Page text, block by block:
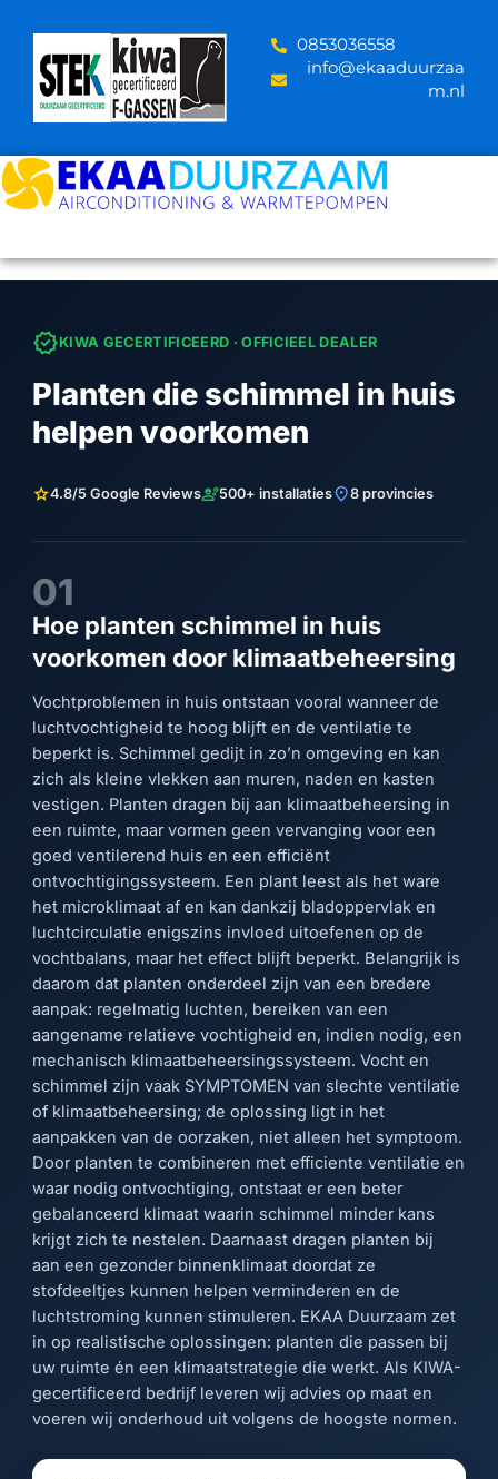
content
‪0853036558
info@ekaaduurzaa
m.nl
verifiedKIWA GECERTIFICEERD · OFFICIEEL DEALER
Planten die schimmel in huis
helpen voorkomen
star4.8/5 Google Reviewsengineering500+ installatieslocation_on8 provincies
01
Hoe planten schimmel in huis
voorkomen door klimaatbeheersing
Vochtproblemen in huis ontstaan vooral wanneer de
luchtvochtigheid te hoog blijft en de ventilatie te
beperkt is. Schimmel gedijt in zo’n omgeving en kan
zich als kleine vlekken aan muren, naden en kasten
vestigen. Planten dragen bij aan klimaatbeheersing in
een ruimte, maar vormen geen vervanging voor een
goed ventilerend huis en een efficiënt
ontvochtigingssysteem. Een plant leest als het ware
het microklimaat af en kan dankzij bladoppervlak en
luchtcirculatie enigszins invloed uitoefenen op de
vochtbalans, maar het effect blijft beperkt. Belangrijk is
daarom dat planten onderdeel zijn van een bredere
aanpak: regelmatig luchten, bereiken van een
aangename relatieve vochtigheid en, indien nodig, een
mechanisch klimaatbeheersingssysteem. Vocht en
schimmel zijn vaak SYMPTOMEN van slechte ventilatie
of klimaatbeheersing; de oplossing ligt in het
aanpakken van de oorzaken, niet alleen het symptoom.
Door planten te combineren met efficiente ventilatie en
waar nodig ontvochtiging, ontstaat er een beter
gebalanceerd klimaat waarin schimmel minder kans
krijgt zich te nestelen. Daarnaast dragen planten bij
aan een gezonder binnenklimaat doordat ze
stofdeeltjes kunnen helpen verminderen en de
luchtstroming kunnen stimuleren. EKAA Duurzaam zet
in op realistische oplossingen: planten die passen bij
uw ruimte én een klimaatstrategie die werkt. Als KIWA-
gecertificeerd bedrijf leveren wij advies op maat en
voeren wij onderhoud uit volgens de hoogste normen.